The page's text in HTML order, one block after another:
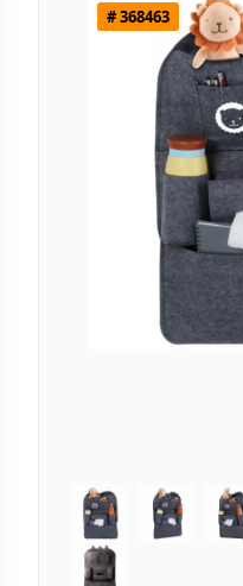
# 368463